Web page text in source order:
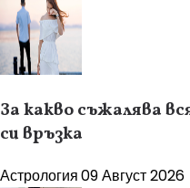
За какво съжалява
си връзка
Астрология09 Август 2026